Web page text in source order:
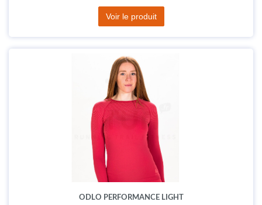
Voir le produit
ODLO PERFORMANCE LIGHT